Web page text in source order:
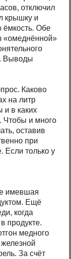
отключил
крышку и
ёмкость. Обе
«омеднённой»
Выводы
Каково
на литр
и в каких
Чтобы и много
оставив
при
Если только у
имевшая
Ещё
когда
продукте.
медного
За счёт